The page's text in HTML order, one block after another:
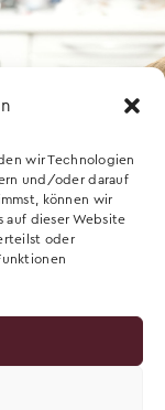
wir Technologien
und/oder darauf
können wir
auf dieser Website
oder